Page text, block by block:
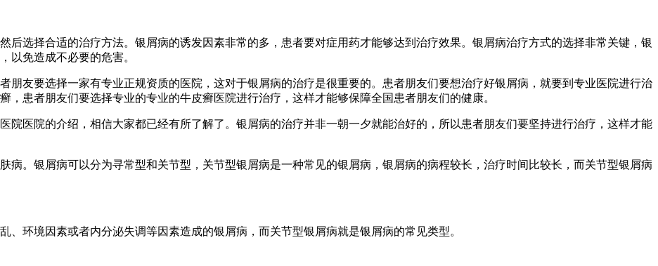
后选择合适的治疗方法。银屑病的诱发因素非常的多，患者要对症用药才能够达到治疗效果。银屑病治疗方式的选择非常关键，银
以免造成不必要的危害。
朋友要选择一家有专业正规资质的医院，这对于银屑病的治疗是很重要的。患者朋友们要想治疗好银屑病，就要到专业医院进行治
，患者朋友们要选择专业的专业的牛皮癣医院进行治疗，这样才能够保障全国患者朋友们的健康。
院医院的介绍，相信大家都已经有所了解了。银屑病的治疗并非一朝一夕就能治好的，所以患者朋友们要坚持进行治疗，这样才能
病。银屑病可以分为寻常型和关节型，关节型银屑病是一种常见的银屑病，银屑病的病程较长，治疗时间比较长，而关节型银屑病
环境因素或者内分泌失调等因素造成的银屑病，而关节型银屑病就是银屑病的常见类型。